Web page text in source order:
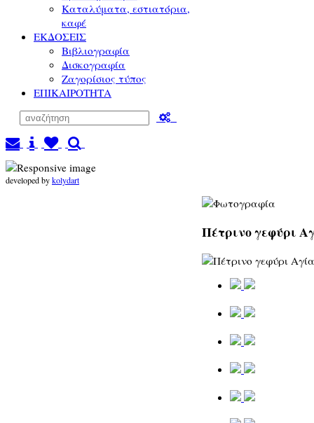
Καταλύματα, εστιατόρια,
καφέ
ΕΚΔΟΣΕΙΣ
Βιβλιογραφία
Δισκογραφία
Ζαγορίσιος τύπος
ΕΠΙΚΑΙΡΟΤΗΤΑ
developed bykolydart
Πέτρινο γεφύρι